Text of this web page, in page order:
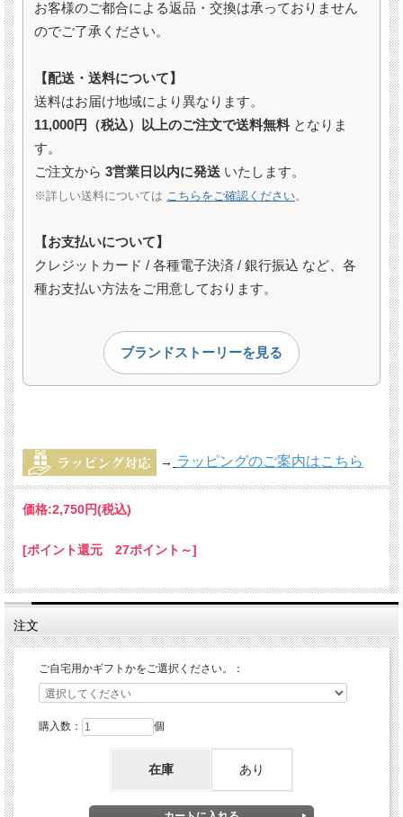
お客様のご都合による返品・交換は承っておりません
のでご了承ください。
【配送・送料について】
送料はお届け地域により異なります。
11,000円（税込）以上のご注文で送料無料 となりま
す。
ご注文から 3営業日以内に発送 いたします。
※詳しい送料については こちらをご確認ください。
【お支払いについて】
クレジットカード / 各種電子決済 / 銀行振込 など、各
種お支払い方法をご用意しております。
ブランドストーリーを見る
→ ラッピングのご案内はこちら
価格:2,750円(税込)
[ポイント還元 27ポイント～]
注文
ご自宅用かギフトかをご選択ください。：
購入数： 個
在庫 あり